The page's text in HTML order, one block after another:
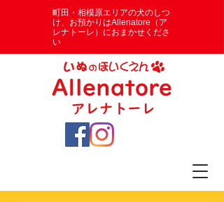
​町田・相模原エリアの犬のしつ
け、お預かりはAllenatore（ア
レナトーレ）におまかせくださ
い